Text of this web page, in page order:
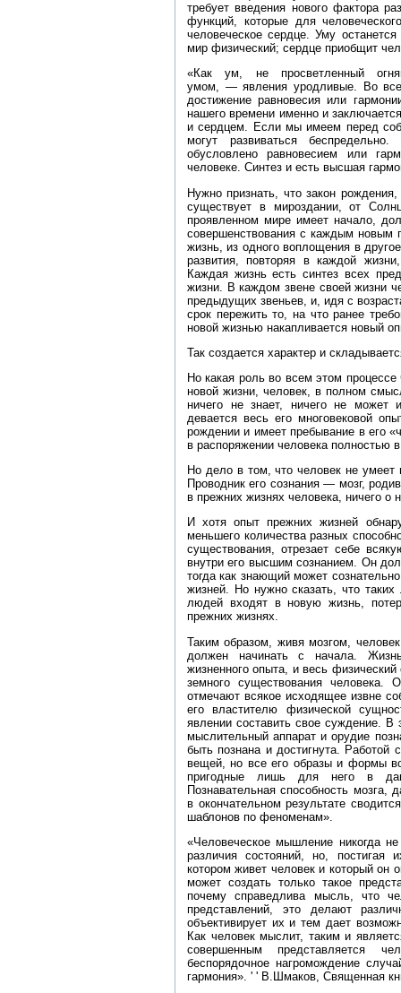
требует введения нового фактора
функций, которые для
человеческое сердце. Уму
мир физический; сердце приобщит
«Как ум, не просветленный
умом, — явления уродливые. Во
достижение равновесия или
нашего времени именно и
и сердцем. Если мы имеем перед
могут развиваться
обусловлено равновесием или
человеке. Синтез и есть высшая
Нужно признать, что закон
существует в мироздании, от
проявленном мире имеет начало,
совершенствования с каждым новым
жизнь, из одного воплощения в
развития, повторяя в каждой
Каждая жизнь есть синтез всех
жизни. В каждом звене своей жизни
предыдущих звеньев, и, идя с
срок пережить то, на что ранее
новой жизнью накапливается новый
Так создается характер и
Но какая роль во всем этом
новой жизни, человек, в полном
ничего не знает, ничего не может
девается весь его многовековой
рождении и имеет пребывание в его
в распоряжении человека полностью
Но дело в том, что человек не умеет
Проводник его сознания — мозг,
в прежних жизнях человека, ничего о
И хотя опыт прежних жизней
меньшего количества разных
существования, отрезает себе
внутри его высшим сознанием. Он
тогда как знающий может
жизней. Но нужно сказать, что
людей входят в новую жизнь,
прежних жизнях.
Таким образом, живя мозгом,
должен начинать с начала.
жизненного опыта, и весь
земного существования человека.
отмечают всякое исходящее извне
его властителю физической
явлении составить свое суждение. В
мыслительный аппарат и орудие
быть познана и достигнута. Работой
вещей, но все его образы и формы
пригодные лишь для него в
Познавательная способность
в окончательном результате
шаблонов по феноменам».
«Человеческое мышление никогда
различия состояний, но,
котором живет человек и который он
может создать только такое
почему справедлива мысль, что
представлений, это делают
объективирует их и тем дает
Как человек мыслит, таким и
совершенным представляется
беспорядочное нагромождение
гармония». ' ' В.Шмаков, Священная